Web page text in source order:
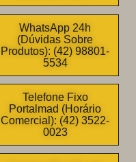
WhatsApp 24h
(Dúvidas Sobre
Produtos): (42) 98801-
5534
Telefone Fixo
Portalmad (Horário
Comercial): (42) 3522-
0023